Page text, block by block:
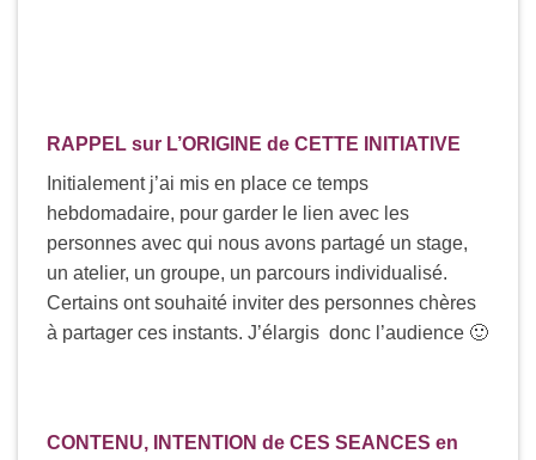
RAPPEL sur L’ORIGINE de CETTE INITIATIVE
Initialement j’ai mis en place ce temps
hebdomadaire, pour garder le lien avec les
personnes avec qui nous avons partagé un stage,
un atelier, un groupe, un parcours individualisé.
Certains ont souhaité inviter des personnes chères
à partager ces instants. J’élargis donc l’audience 🙂
CONTENU, INTENTION de CES SEANCES en